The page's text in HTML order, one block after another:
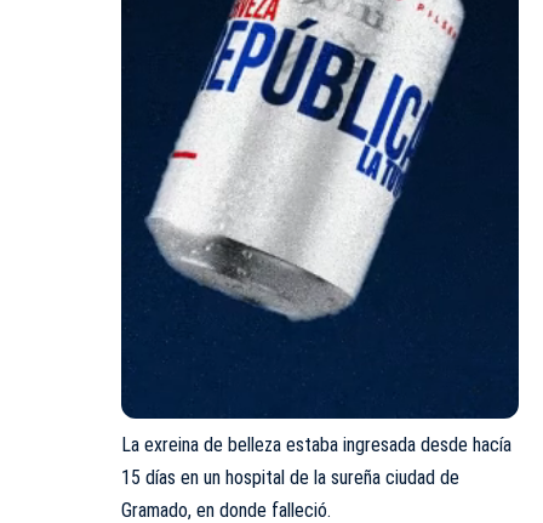
La exreina de belleza estaba ingresada desde hacía
15 días en un hospital de la sureña ciudad de
Gramado, en donde falleció.